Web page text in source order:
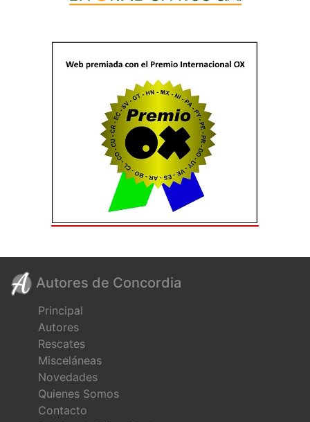
Autores de Concordia
Principal
Autores
Rescates
Misceláneas
Novedades
Quienes Somos
Contacto